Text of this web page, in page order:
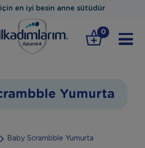
en iyi besin anne sütüdür
0
Yumurta
Baby Scrambble Yumurta